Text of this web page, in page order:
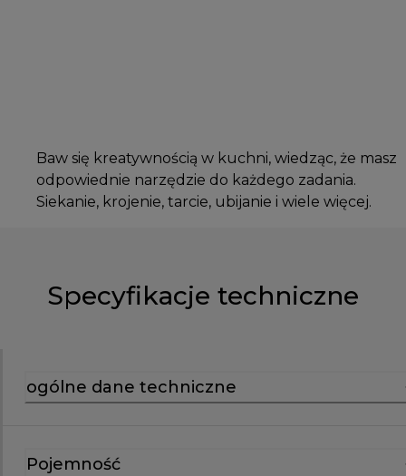
Baw się kreatywnością w kuchni, wiedząc, że masz
odpowiednie narzędzie do każdego zadania.
Siekanie, krojenie, tarcie, ubijanie i wiele więcej.
Specyfikacje techniczne
ogólne dane techniczne
Pojemność